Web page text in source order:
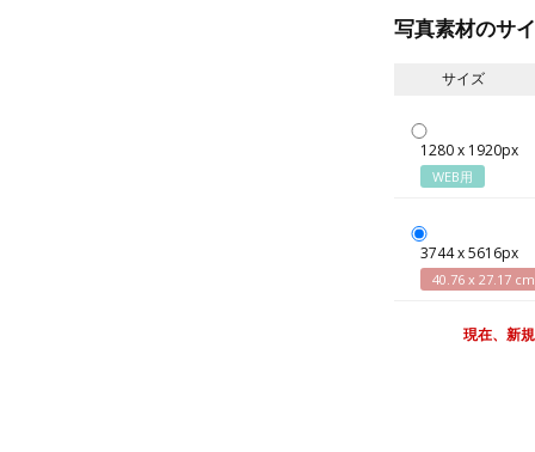
写真素材のサ
サイズ
1280 x 1920px
WEB用
3744 x 5616px
40.76 x 27.17
現在、新